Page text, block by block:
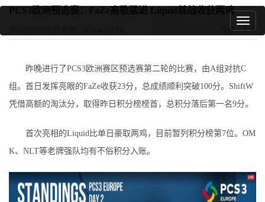
PCS3欧洲预选赛：FaZe高歌猛进 Liquid首战收获两鸡
作者：木头
昨晚进行了PCS3欧洲赛区预选赛第二轮的比赛，由A组对抗C
组。首日发挥亮眼的FaZe收获23分，总成绩顺利突破100分。ShiftW
凭借高额的淘汰分，取得昨日积分榜榜首，总积分落后第一名9分。
首次亮相的Liquid比单日豪取两鸡，目前暂列积分榜第7位。OM
K、NLT等老牌强队均有不俗积分入账。